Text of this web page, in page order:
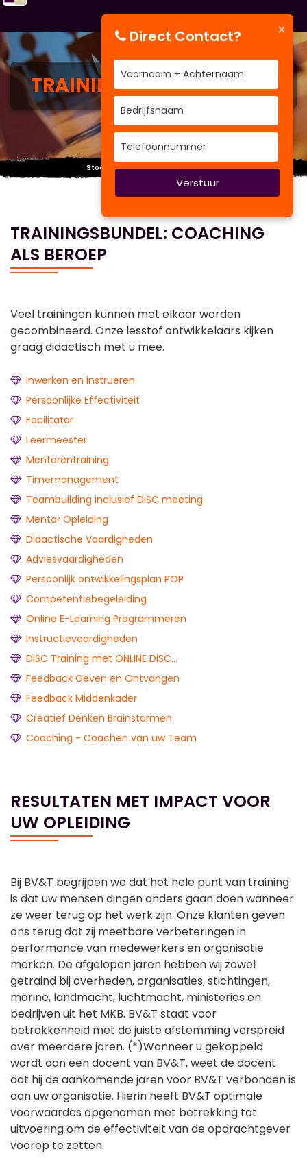
TRAININGSCATEGORIEËN
Stoot je hoofd niet tegen de wolken.
TRAININGSBUNDEL: COACHING
ALS BEROEP
Veel trainingen kunnen met elkaar worden
gecombineerd. Onze lesstof ontwikkelaars kijken
graag didactisch met u mee.
Inwerken en instrueren
Persoonlijke Effectiviteit
Facilitator
Leermeester
Mentorentraining
Timemanagement
Teambuilding inclusief DiSC meeting
Mentor Opleiding
Didactische Vaardigheden
Adviesvaardigheden
Persoonlijk ontwikkelingsplan POP
Competentiebegeleiding
Online E-Learning Programmeren
Instructievaardigheden
DiSC Training met ONLINE DiSC...
Feedback Geven en Ontvangen
Feedback Middenkader
Creatief Denken Brainstormen
Coaching - Coachen van uw Team
RESULTATEN MET IMPACT VOOR
UW OPLEIDING
Bij BV&T begrijpen we dat het hele punt van training
is dat uw mensen dingen anders gaan doen wanneer
ze weer terug op het werk zijn. Onze klanten geven
ons terug dat zij meetbare verbeteringen in
performance van medewerkers en organisatie
merken. De afgelopen jaren hebben wij zowel
getraind bij overheden, organisaties, stichtingen,
marine, landmacht, luchtmacht, ministeries en
bedrijven uit het MKB. BV&T staat voor
betrokkenheid met de juiste afstemming verspreid
over meerdere jaren. (*)Wanneer u gekoppeld
wordt aan een docent van BV&T, weet de docent
dat hij de aankomende jaren voor BV&T verbonden is
aan uw organisatie. Hierin heeft BV&T optimale
voorwaardes opgenomen met betrekking tot
uitvoering om de effectiviteit van de opdrachtgever
voorop te zetten.
×
Direct Contact?
Verstuur